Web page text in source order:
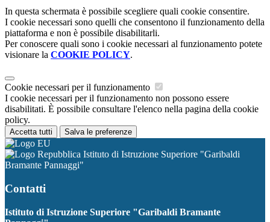
In questa schermata è possibile scegliere quali cookie consentire.
I cookie necessari sono quelli che consentono il funzionamento della
piattaforma e non è possibile disabilitarli.
Per conoscere quali sono i cookie necessari al funzionamento potete
visionare la COOKIE POLICY.
Cookie necessari per il funzionamento
I cookie necessari per il funzionamento non possono essere
disabilitati. È possibile consultare l'elenco nella pagina della cookie
policy.
Accetta tutti Salva le preferenze
Istituto di Istruzione Superiore "Garibaldi
Bramante Pannaggi"
Contatti
Istituto di Istruzione Superiore "Garibaldi Bramante